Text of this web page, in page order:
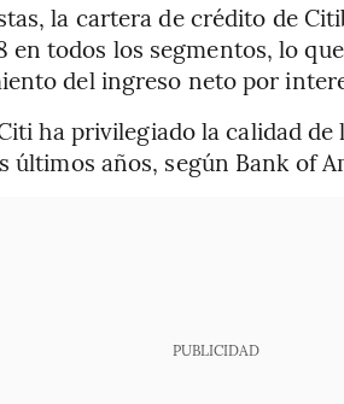
la cartera de crédito de
en todos los segmentos, lo
del ingreso neto por
ha privilegiado la calidad
últimos años, según Bank of
PUBLICIDAD